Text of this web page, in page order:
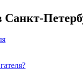
Санкт-